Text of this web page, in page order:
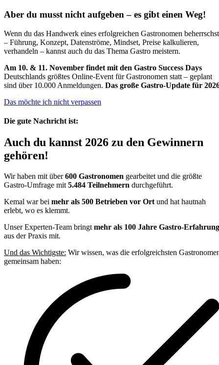
Aber du musst nicht aufgeben – es gibt einen Weg!
Wenn du das Handwerk eines erfolgreichen Gastronomen beherrschst
– Führung, Konzept, Datenströme, Mindset, Preise kalkulieren,
verhandeln – kannst auch du das Thema Gastro meistern.
Am 10. & 11. November findet mit den Gastro Success Days
Deutschlands größtes Online-Event für Gastronomen statt – geplant
sind über 10.000 Anmeldungen. Das große Gastro-Update für
Das möchte ich nicht verpassen
Die gute Nachricht ist:
Auch du kannst 2026 zu den Gewinnern
gehören!
Wir haben mit über600 Gastronomen gearbeitet und die größte
Gastro-Umfrage mit 5.484 Teilnehmern durchgeführt.
Kemal war bei mehr als 500 Betrieben vor Ort und hat hautnah
erlebt, wo es klemmt.
Unser Experten-Team bringt mehr als 100 Jahre Gastro-Erfahrung
aus der Praxis mit.
Und das Wichtigste: Wir wissen, was die erfolgreichsten
gemeinsam haben: